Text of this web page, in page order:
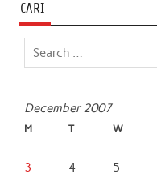
o
o
e
A
d
CARI
December 2007
M T W
3
4 5